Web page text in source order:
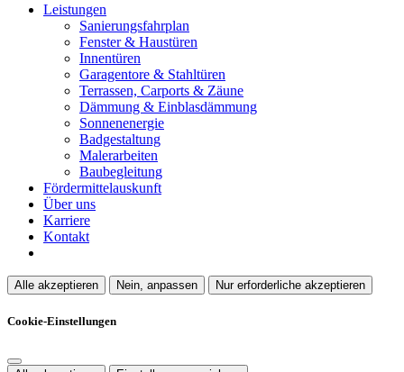
Leistungen
Sanierungsfahrplan
Fenster & Haustüren
Innentüren
Garagentore & Stahltüren
Terrassen, Carports & Zäune
Dämmung & Einblasdämmung
Sonnenenergie
Badgestaltung
Malerarbeiten
Baubegleitung
Fördermittelauskunft
Über uns
Karriere
Kontakt
Alle akzeptieren Nein, anpassen Nur erforderliche akzeptieren
Cookie-Einstellungen